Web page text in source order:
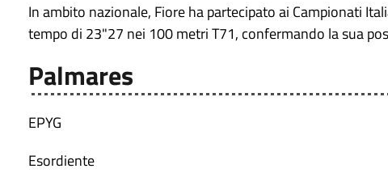
In ambito nazionale, Fiore ha partecipato ai Campionati
tempo di 23"27 nei 100 metri T71, confermando la sua
Palmares
EPYG
Esordiente